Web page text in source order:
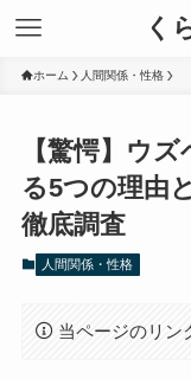
く
ホーム 人間関係・性格
【驚愕】ウ
る5つの理由
徹底調査
人間関係・性格
当ページのリン